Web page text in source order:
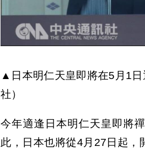
▲日本明仁天皇即將在5月1
社）
今年適逢日本明仁天皇即將
此，日本也將從4月27日起，